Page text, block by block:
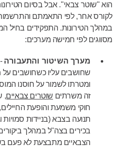
הוא "שוטר צבאי". אבל בסיום
לקורס אחר, לפי התאמתם
במהלך הטירונות. התפקידים בחיל
מסווגים לפי חמישה מערכים:
מערך השיטור והתעבורה -
שחושבים עליו כשחושבים
ומטרתו לשמור על חוסנו
זה משרתים שוטרים צבאיים,
חוקי משמעת והופעת
תנועה בצבא (בניידות סמויות
בכירים בצה"ל במהלך
הצבאיים מתבצעת לא פעם